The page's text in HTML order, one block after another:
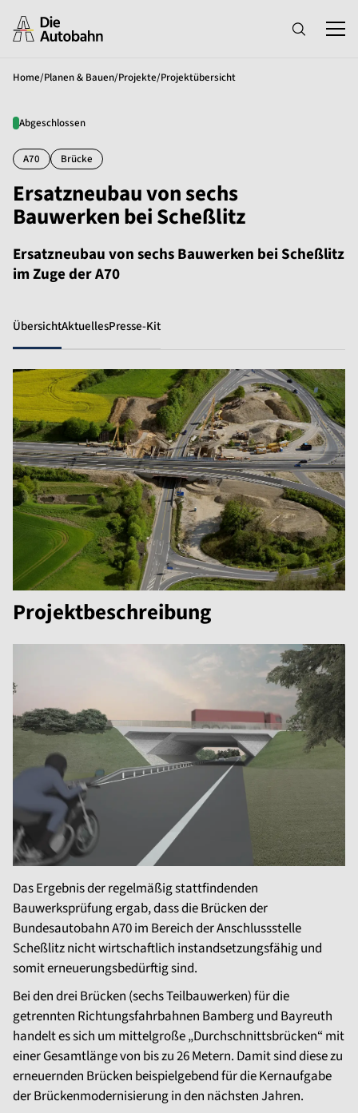
Home/Planen & Bauen/Projekte/Projektübersicht
Abgeschlossen
A70 Brücke
Ersatzneubau von sechs
Bauwerken bei Scheßlitz
Ersatzneubau von sechs Bauwerken bei Scheßlitz
im Zuge der A70
ÜbersichtAktuellesPresse-Kit
Projektbeschreibung
Das Ergebnis der regelmäßig stattfindenden
Bauwerksprüfung ergab, dass die Brücken der
Bundesautobahn A70 im Bereich der Anschlussstelle
Scheßlitz nicht wirtschaftlich instandsetzungsfähig und
somit erneuerungsbedürftig sind.
Bei den drei Brücken (sechs Teilbauwerken) für die
getrennten Richtungsfahrbahnen Bamberg und Bayreuth
handelt es sich um mittelgroße „Durchschnittsbrücken“ mit
einer Gesamtlänge von bis zu 26 Metern. Damit sind diese zu
erneuernden Brücken beispielgebend für die Kernaufgabe
der Brückenmodernisierung in den nächsten Jahren.